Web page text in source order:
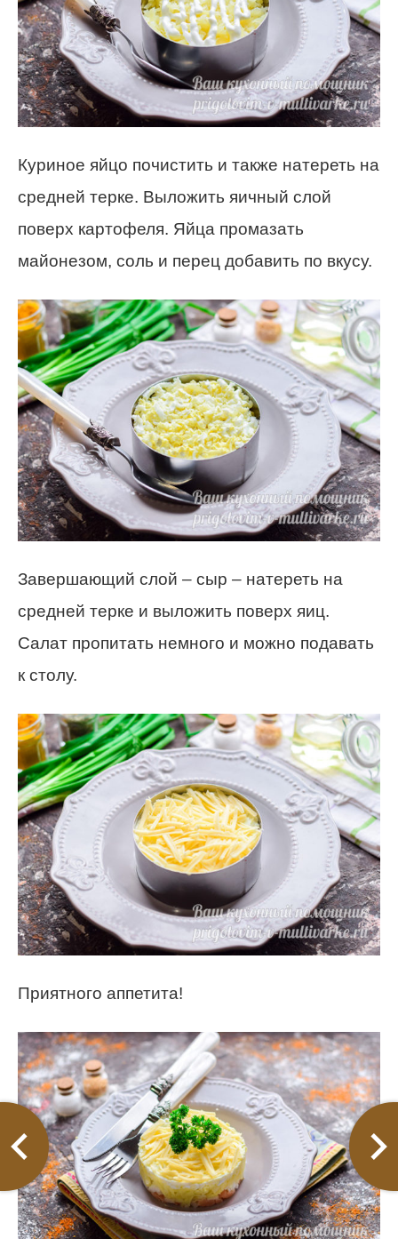
Куриное яйцо почистить и также натереть на
средней терке. Выложить яичный слой
поверх картофеля. Яйца промазать
майонезом, соль и перец добавить по вкусу.
Завершающий слой – сыр – натереть на
средней терке и выложить поверх яиц.
Салат пропитать немного и можно подавать
к столу.
Приятного аппетита!